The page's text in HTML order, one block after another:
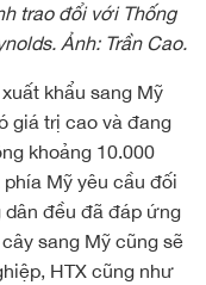
trao đổi với Thống
Ảnh: Trần Cao.
khẩu sang Mỹ
giá trị cao và đang
khoảng 10.000
Mỹ yêu cầu đối
dân đều đã đáp ứng
sang Mỹ cũng sẽ
HTX cũng như